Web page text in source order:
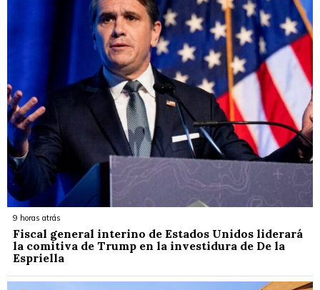
9 horas atrás
Fiscal general interino de Estados Unidos liderará
la comitiva de Trump en la investidura de De la
Espriella